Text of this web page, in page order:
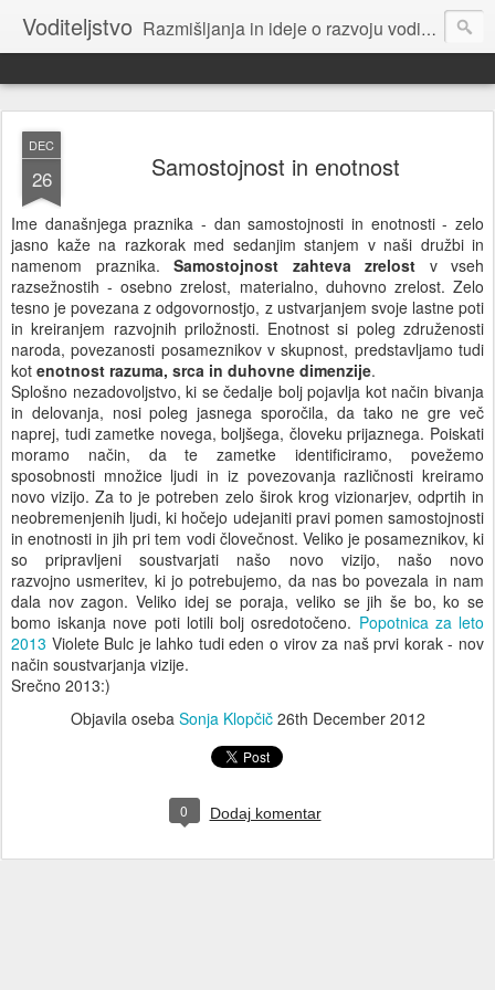
Voditeljstvo Razmišljanja in ideje o razvoju voditeljstva za novo dobo: povezovalnega, sodelovalnega, osnovanega na etiki.
DEC
26 Samostojnost in enotnost
Ime današnjega praznika - dan samostojnosti in enotnosti - zelo
jasno kaže na razkorak med sedanjim stanjem v naši družbi in
namenom praznika. Samostojnost zahteva zrelost v vseh
razsežnostih - osebno zrelost, materialno, duhovno zrelost. Zelo
tesno je povezana z odgovornostjo, z ustvarjanjem svoje lastne poti
in kreiranjem razvojnih priložnosti. Enotnost si poleg združenosti
naroda, povezanosti posameznikov v skupnost, predstavljamo tudi
kot enotnost razuma, srca in duhovne dimenzije.
Splošno nezadovoljstvo, ki se čedalje bolj pojavlja kot način bivanja
in delovanja, nosi poleg jasnega sporočila, da tako ne gre več
naprej, tudi zametke novega, boljšega, človeku prijaznega. Poiskati
moramo način, da te zametke identificiramo, povežemo
sposobnosti množice ljudi in iz povezovanja različnosti kreiramo
novo vizijo. Za to je potreben zelo širok krog vizionarjev, odprtih in
neobremenjenih ljudi, ki hočejo udejaniti pravi pomen samostojnosti
in enotnosti in jih pri tem vodi človečnost. Veliko je posameznikov, ki
so pripravljeni soustvarjati našo novo vizijo, našo novo
razvojno usmeritev, ki jo potrebujemo, da nas bo povezala in nam
dala nov zagon. Veliko idej se poraja, veliko se jih še bo, ko se
bomo iskanja nove poti lotili bolj osredotočeno. Popotnica za leto
2013 Violete Bulc je lahko tudi eden o virov za naš prvi korak - nov
način soustvarjanja vizije.
Srečno 2013:)
Objavila oseba Sonja Klopčič 26th December 2012
0 Dodaj komentar